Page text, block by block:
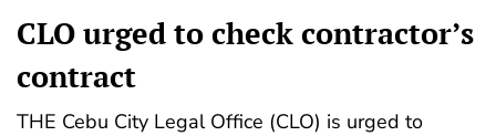
CLO urged to check contractor’s
contract
THE Cebu City Legal Office (CLO) is urged to